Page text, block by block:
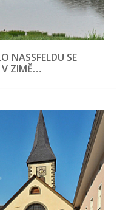
NASSFELDU SE
V ZIMĚ…